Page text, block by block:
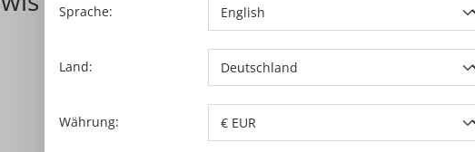
Artikel-Nr.:
Lieferumfang
Sprache:
Land:
Währung: